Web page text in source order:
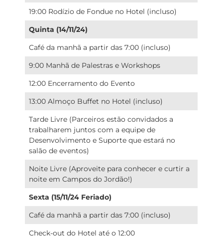
19:00 Rodízio de Fondue no Hotel (incluso)
Quinta (14/11/24)
Café da manhã a partir das 7:00 (incluso)
9:00 Manhã de Palestras e Workshops
12:00 Encerramento do Evento
13:00 Almoço Buffet no Hotel (incluso)
Tarde Livre (Parceiros estão convidados a
trabalharem juntos com a equipe de
Desenvolvimento e Suporte que estará no
salão de eventos)
Noite Livre (Aproveite para conhecer e curtir a
noite em Campos do Jordão!)
Sexta (15/11/24 Feriado)
Café da manhã a partir das 7:00 (incluso)
Check-out do Hotel até o 12:00